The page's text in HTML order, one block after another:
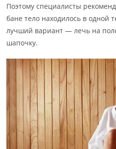
Поэтому специалисты
бане тело находилось в одной
лучший вариант — лечь на
шапочку.